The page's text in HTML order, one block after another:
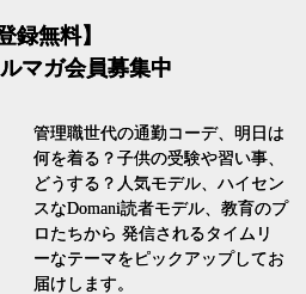
録無料】
マガ会員募集中
管理職世代の通勤コーデ、明日は
何を着る？子供の受験や習い事、
どうする？人気モデル、ハイセン
スなDomani読者モデル、教育のプ
ロたちから 発信されるタイムリ
ーなテーマをピックアップしてお
届けします。